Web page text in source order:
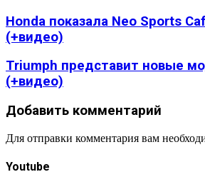
Honda показала Neo Sports
(+видео)
Triumph представит новые
(+видео)
Добавить комментарий
Для отправки комментария вам
Youtube